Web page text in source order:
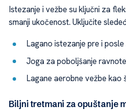
Istezanje i vežbe su ključni za
smanji ukočenost. Uključite
Lagano istezanje pre i
Joga za poboljšanje
Lagane aerobne vežbe kao
Biljni tretmani za opuštanje